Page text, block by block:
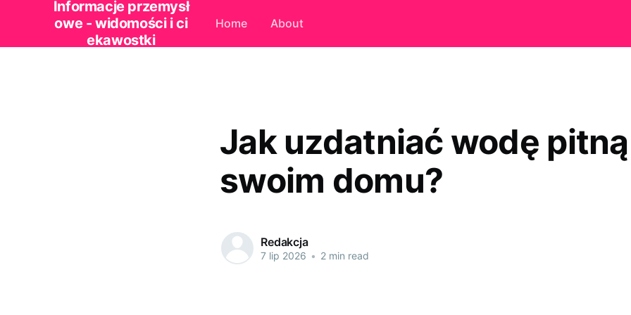
Informacje przemysł
owe - widomości i ci
ekawostki
Home About
Jak uzdatniać wodę
swoim domu?
Redakcja
7 lip 2026 • 2 min read